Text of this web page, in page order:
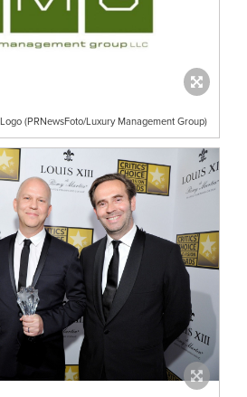
(PRNewsFoto/Luxury Management Group)